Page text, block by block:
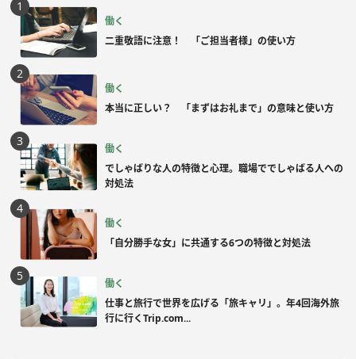
働く
二重敬語に注意！ 「ご担当者様」の使い方
働く
本当に正しい？ 「まずはお礼まで」の意味と使い方
働く
でしゃばりな人の特徴と心理。職場ででしゃばる人への
対処法
働く
「自分勝手な女」に共通する6つの特徴と対処法
働く
仕事と旅行で世界を広げる「旅キャリ」。年4回海外旅
行に行くTrip.com...